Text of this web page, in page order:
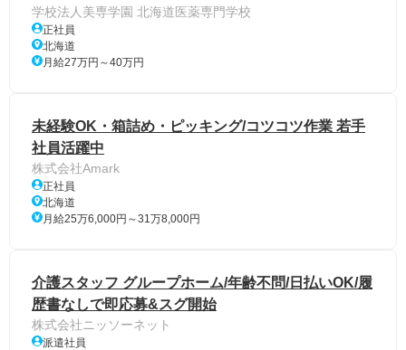
学校法人美専学園 北海道医薬専門学校
正社員
北海道
月給27万円～40万円
未経験OK・箱詰め・ピッキング/コツコツ作業 若手
社員活躍中
株式会社Amark
正社員
北海道
月給25万6,000円～31万8,000円
介護スタッフ グループホーム/年齢不問/日払いOK/履
歴書なしで即応募&スグ開始
株式会社ニッソーネット
派遣社員